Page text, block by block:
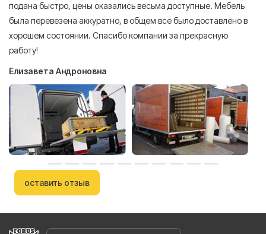
подана быстро, цены оказались весьма доступные. Мебель
была перевезена аккуратно, в общем все было доставлено в
хорошем состоянии. Спасибо компании за прекрасную
работу!
Елизавета Андроновна
оставить отзыв